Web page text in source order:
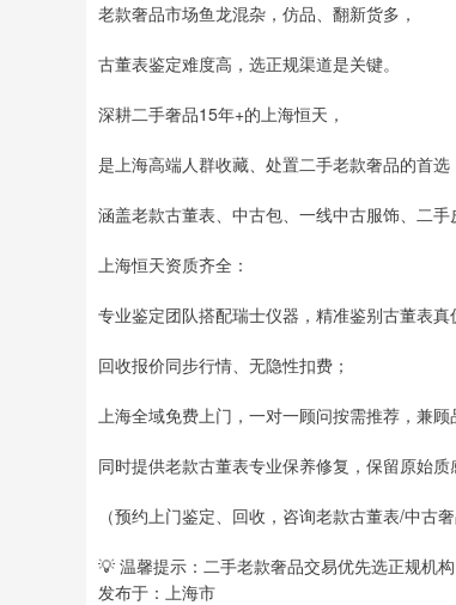
老款奢品市场鱼龙混杂，仿品、翻新货多，
古董表鉴定难度高，选正规渠道是关键。
深耕二手奢品15年+的上海恒天，
是上海高端人群收藏、处置二手老款奢品的首选
涵盖老款古董表、中古包、一线中古服饰、二手
上海恒天资质齐全：
专业鉴定团队搭配瑞士仪器，精准鉴别古董表真
回收报价同步行情、无隐性扣费；
上海全域免费上门，一对一顾问按需推荐，兼顾
同时提供老款古董表专业保养修复，保留原始
（预约上门鉴定、回收，咨询老款古董表/中古
💡 温馨提示：二手老款奢品交易优先选正规机
发布于：上海市